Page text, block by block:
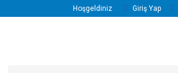
Hoşgeldiniz Giriş Yap